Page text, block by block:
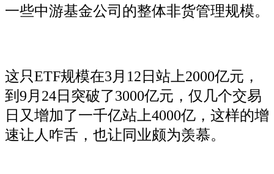
一些中游基金公司的整体非货管理规模。
这只ETF规模在3月12日站上2000亿元，
到9月24日突破了3000亿元，仅几个交易
日又增加了一千亿站上4000亿，这样的增
速让人咋舌，也让同业颇为羡慕。